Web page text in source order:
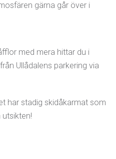
gärna går över i
med mera hittar du i
Ullådalens parkering via
har stadig skidåkarmat som
utsikten!